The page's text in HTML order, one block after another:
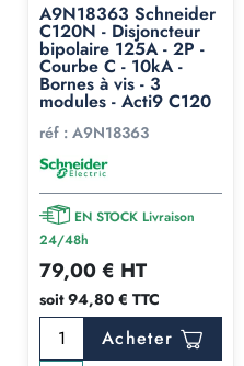
A9N18363 Schneider
C120N - Disjoncteur
bipolaire 125A - 2P -
Courbe C - 10kA -
Bornes à vis - 3
modules - Acti9 C120
réf : A9N18363
EN STOCK Livraison
24/48h
79,00 € HT
soit 94,80 € TTC
Acheter